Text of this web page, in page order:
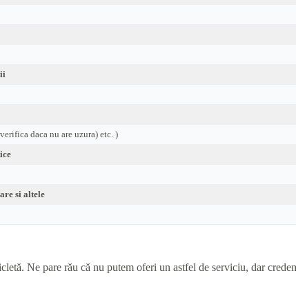
daca nu are uzura) etc. )
si altele
Ne pare rău că nu putem oferi un astfel de serviciu, dar